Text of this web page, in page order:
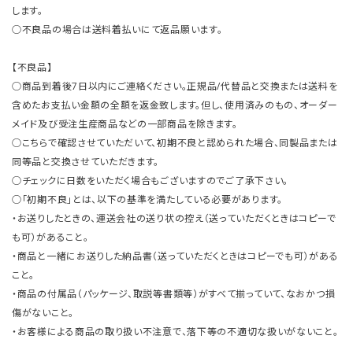
します。
○不良品の場合は送料着払いにて返品願います。
【不良品】
○商品到着後7日以内にご連絡ください。正規品/代替品と交換または送料を
含めたお支払い金額の全額を返金致します。但し、使用済みのもの、オーダー
メイド及び受注生産商品などの一部商品を除きます。
○こちらで確認させていただいて、初期不良と認められた場合、同製品または
同等品と交換させていただきます。
○チェックに日数をいただく場合もございますのでご了承下さい。
○「初期不良」とは、以下の基準を満たしている必要があります。
・お送りしたときの、運送会社の送り状の控え（送っていただくときはコピーで
も可）があること。
・商品と一緒にお送りした納品書（送っていただくときはコピーでも可）がある
こと。
・商品の付属品（パッケージ、取説等書類等）がすべて揃っていて、なおかつ損
傷がないこと。
・お客様による商品の取り扱い不注意で、落下等の不適切な扱いがないこと。